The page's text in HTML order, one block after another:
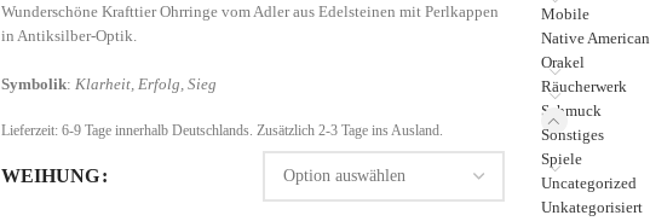
Wunderschöne Krafttier Ohrringe vom Adler aus Edelsteinen mit Perlkappen
in Antiksilber-Optik.
Symbolik:Klarheit, Erfolg, Sieg
Lieferzeit:6-9 Tage innerhalb Deutschlands. Zusätzlich 2-3 Tage ins Ausland.
WEIHUNG
Mobile
Native American
Orakel
Räucherwerk
Schmuck
Sonstiges
Spiele
Uncategorized
Unkategorisiert